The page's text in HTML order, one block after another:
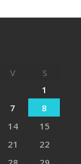
V
S
1
7
8
14
15
21
22